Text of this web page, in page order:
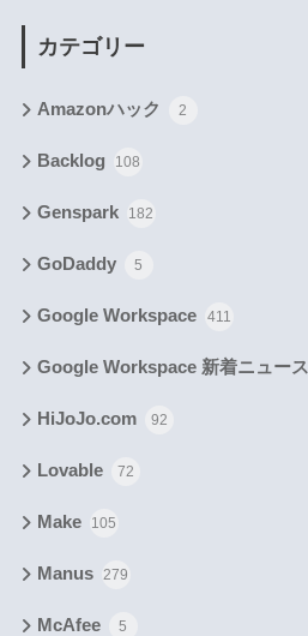
カテゴリー
Amazonハック 2
Backlog 108
Genspark 182
GoDaddy 5
Google Workspace 411
Google Workspace 新着ニュース
HiJoJo.com 92
Lovable 72
Make 105
Manus 279
McAfee 5